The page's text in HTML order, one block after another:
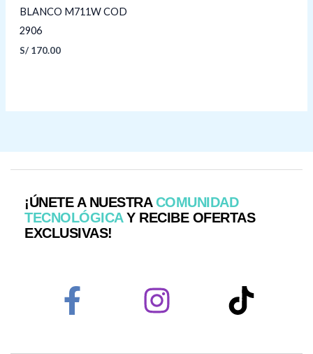
BLANCO M711W COD
2906
S/170.00
¡ÚNETE A NUESTRACOMUNIDAD
TECNOLÓGICAY RECIBE OFERTAS
EXCLUSIVAS!